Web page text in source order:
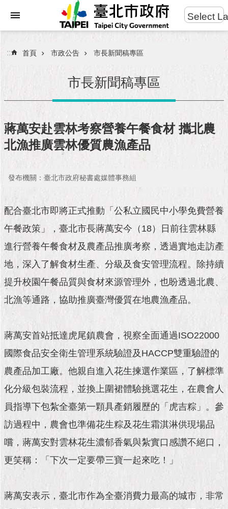
進
搜
民
服
務
府
隊
市
公
告
施
政
及
成
果
政
料
館
發
現
Select
::: 首頁 市政公告 市長新聞稿專區
市長新聞稿專區
蔣萬安赴雲林考察營養午餐食材 攜北農
北漁推廣雲林優質農漁產品
發布機關：臺北市政府秘書處媒體事務組
配合臺北市即將正式推動「公私立國民中小學免費營養
午餐政策」，臺北市長蔣萬安今（18）日前往雲林縣
進行營養午餐食材及農產品推廣考察，透過實地走訪產
地，深入了解食材生產、分級及食安管理流程。除持續
提升校園午餐品質與食材來源管理外，也盼透過北農、
北漁等通路，協助推廣臺灣優質在地農漁產品。
蔣萬安首站抵達虎尾鎮農會，視察全面通過ISO22000
國際食品安全衛生管理系統驗證及HACCP雙重驗證的
農產品加工廠。他親自進入花生揀選作業區，了解標準
化分級包裝流程，並換上圍裙體驗挑選花生，在農會人
員指導下包紮全臺第一顆具產銷履歷的「虎吉粽」。參
訪過程中，農會也準備花生粽及花生霜淇淋供現場品
嚐，蔣萬安對雲林花生濃郁香氣與紮實口感讚不絕口，
更笑稱：「下次一定要帶三寶一起來吃！」
蔣萬安表示，臺北市作為全臺消費力最高的城市，非常